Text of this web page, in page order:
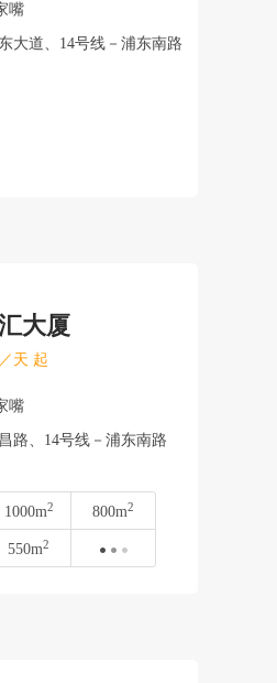
嘴
大道、14号线－浦东南路
大厦
／天 起
嘴
路、14号线－浦东南路
1000m2 800m2
550m2